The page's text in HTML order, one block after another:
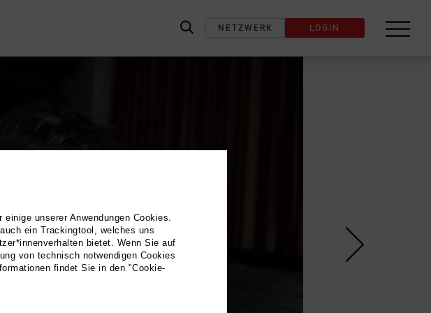
label_search
NETZWERK LOGIN
unserer Anwendungen Cookies.
ein Trackingtool, welches uns
bietet. Wenn Sie auf
von technisch notwendigen Cookies
findet Sie in den "Cookie-